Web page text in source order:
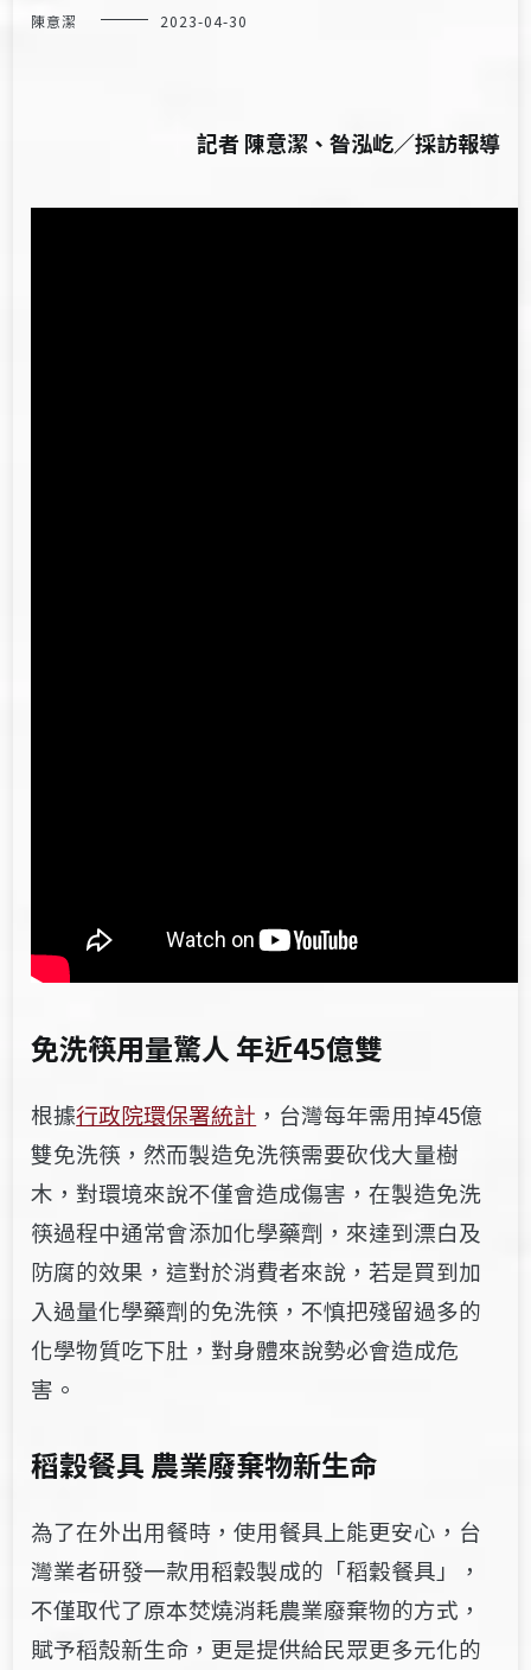
陳意潔 2023-04-30
記者 陳意潔、昝泓屹／採訪報導
免洗筷用量驚人 年近45億雙
根據行政院環保署統計 ，台灣每年需用掉45億
雙免洗筷，然而製造免洗筷需要砍伐大量樹
木，對環境來說不僅會造成傷害，在製造免洗
筷過程中通常會添加化學藥劑，來達到漂白及
防腐的效果，這對於消費者來說，若是買到加
入過量化學藥劑的免洗筷，不慎把殘留過多的
化學物質吃下肚，對身體來說勢必會造成危
害。
稻穀餐具 農業廢棄物新生命
為了在外出用餐時，使用餐具上能更安心，台
灣業者研發一款用稻穀製成的「稻穀餐具」，
不僅取代了原本焚燒消耗農業廢棄物的方式，
賦予稻殼新生命，更是提供給民眾更多元化的